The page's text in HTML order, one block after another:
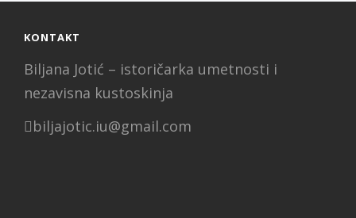
KONTAKT
Biljana Jotić – istoričarka umetnosti i
nezavisna kustoskinja
biljajotic.iu@gmail.com